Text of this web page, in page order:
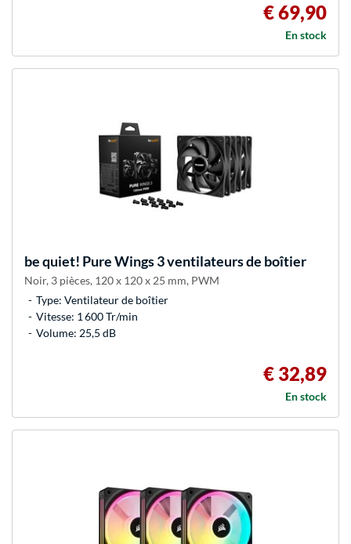
€ 69,90
En stock
be quiet! Pure Wings 3 ventilateurs de boîtier
Noir, 3 pièces, 120 x 120 x 25 mm, PWM
Type: Ventilateur de boîtier
Vitesse: 1 600 Tr/min
Volume: 25,5 dB
€ 32,89
En stock